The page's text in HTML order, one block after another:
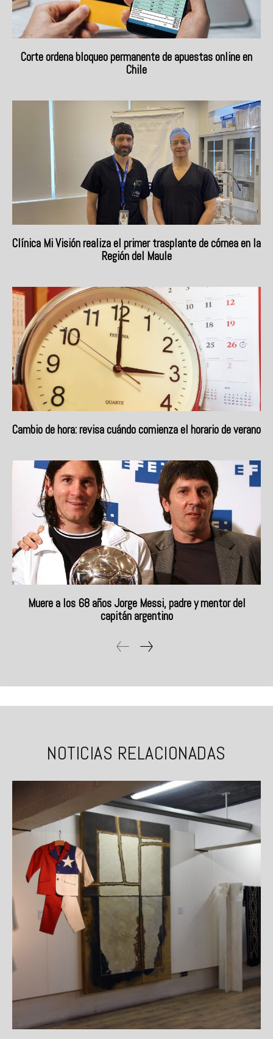
Corte ordena bloqueo permanente de apuestas online en
Chile
Clínica Mi Visión realiza el primer trasplante de córnea en la
Región del Maule
Cambio de hora: revisa cuándo comienza el horario de verano
Muere a los 68 años Jorge Messi, padre y mentor del
capitán argentino
NOTICIAS RELACIONADAS